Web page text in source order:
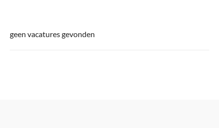
geen vacatures gevonden